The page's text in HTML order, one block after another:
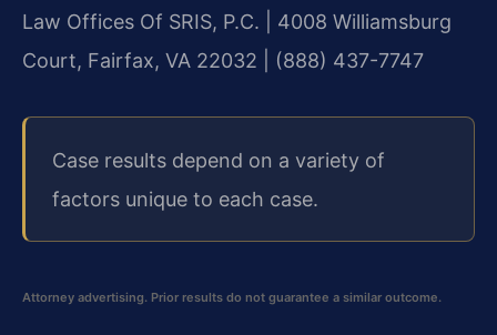
Law Offices Of SRIS, P.C. | 4008 Williamsburg
Court, Fairfax, VA 22032 | (888) 437-7747
Case results depend on a variety of
factors unique to each case.
Attorney advertising. Prior results do not guarantee a similar outcome.